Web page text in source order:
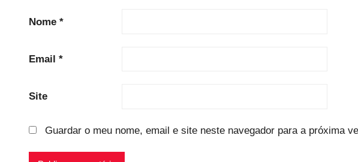
Nome *
Email *
Site
Guardar o meu nome, email e site neste navegador para a próxima